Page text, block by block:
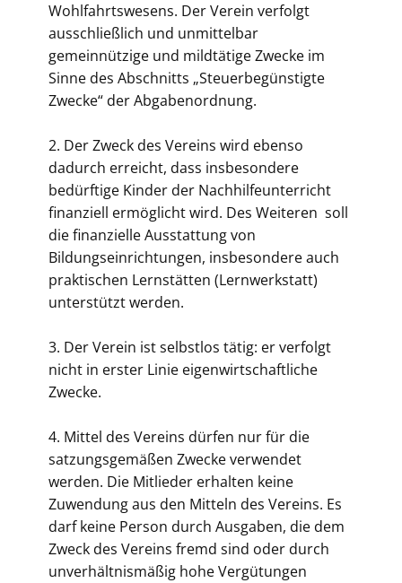
Wohlfahrtswesens. Der Verein verfolgt
ausschließlich und unmittelbar
gemeinnützige und mildtätige Zwecke im
Sinne des Abschnitts „Steuerbegünstigte
Zwecke“ der Abgabenordnung.
2. Der Zweck des Vereins wird ebenso
dadurch erreicht, dass insbesondere
bedürftige Kinder der Nachhilfeunterricht
finanziell ermöglicht wird. Des Weiteren soll
die finanzielle Ausstattung von
Bildungseinrichtungen, insbesondere auch
praktischen Lernstätten (Lernwerkstatt)
unterstützt werden.
3. Der Verein ist selbstlos tätig: er verfolgt
nicht in erster Linie eigenwirtschaftliche
Zwecke.
4. Mittel des Vereins dürfen nur für die
satzungsgemäßen Zwecke verwendet
werden. Die Mitlieder erhalten keine
Zuwendung aus den Mitteln des Vereins. Es
darf keine Person durch Ausgaben, die dem
Zweck des Vereins fremd sind oder durch
unverhältnismäßig hohe Vergütungen